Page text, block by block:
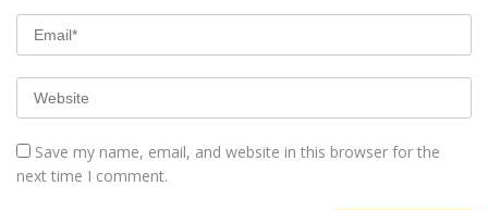
Save my name, email, and website in this browser for the
next time I comment.